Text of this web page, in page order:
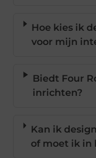
Hoe kies ik
voor mijn
Biedt Four
inrichten?
Kan ik
of moet ik in